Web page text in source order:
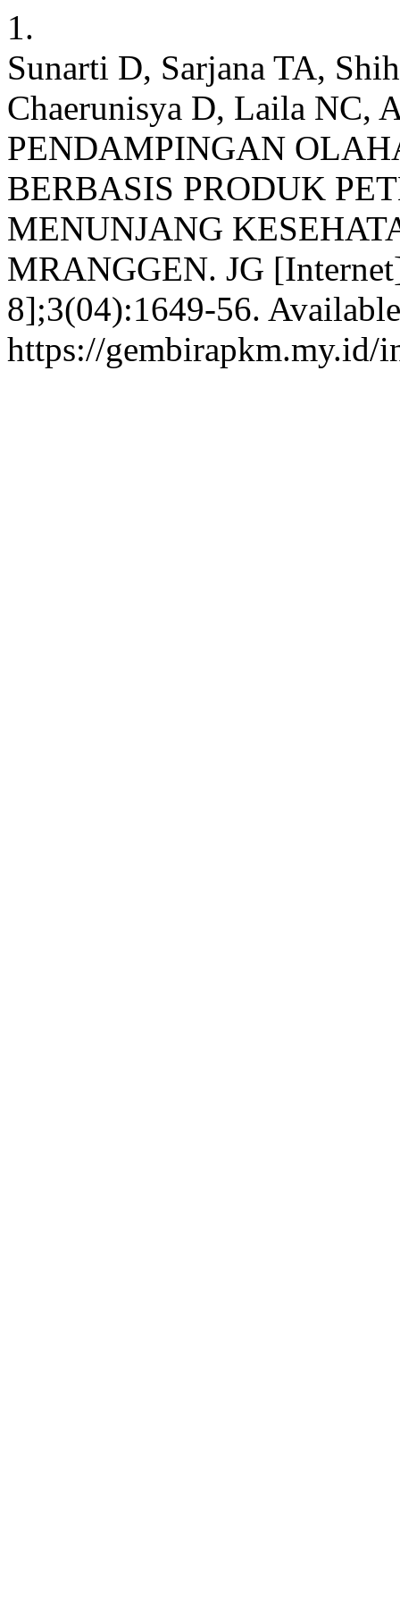
1.
Sunarti D, Sarjana TA,
Chaerunisya D, Laila NC,
PENDAMPINGAN
BERBASIS PRODUK
MENUNJANG
MRANGGEN. JG
8];3(04):1649-56.
https://gembirapkm.my.id/